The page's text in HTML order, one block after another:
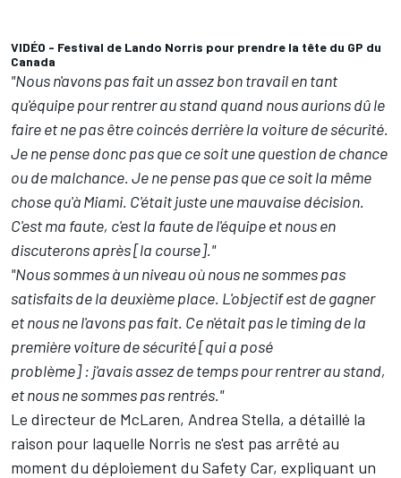
VIDÉO - Festival de Lando Norris pour prendre la tête du GP du
Canada
"Nous n'avons pas fait un assez bon travail en tant
qu'équipe pour rentrer au stand quand nous aurions dû le
faire et ne pas être coincés derrière la voiture de sécurité.
Je ne pense donc pas que ce soit une question de chance
ou de malchance. Je ne pense pas que ce soit la même
chose qu'à Miami. C'était juste une mauvaise décision.
C'est ma faute, c'est la faute de l'équipe et nous en
discuterons après [la course]."
"Nous sommes à un niveau où nous ne sommes pas
satisfaits de la deuxième place. L'objectif est de gagner
et nous ne l'avons pas fait. Ce n'était pas le timing de la
première voiture de sécurité [qui a posé
problème] : j'avais assez de temps pour rentrer au stand,
et nous ne sommes pas rentrés."
Le directeur de McLaren, Andrea Stella, a détaillé la
raison pour laquelle Norris ne s'est pas arrêté au
moment du déploiement du Safety Car, expliquant un